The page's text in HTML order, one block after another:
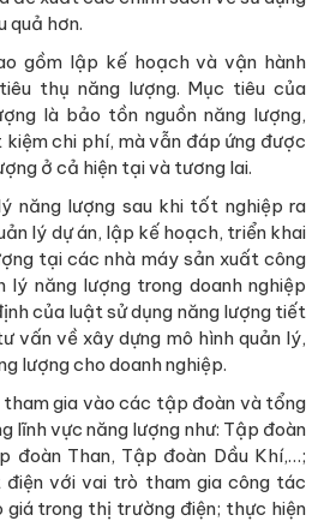
quả hơn.
gồm lập kế hoạch và vận hành
thụ năng lượng. Mục tiêu của
là bảo tồn nguồn năng lượng,
chi phí, mà vẫn đáp ứng được
ở cả hiện tại và tương lai.
năng lượng sau khi tốt nghiệp ra
lý dự án, lập kế hoạch, triển khai
tại các nhà máy sản xuất công
lý năng lượng trong doanh nghiệp
của luật sử dụng năng lượng tiết
vấn về xây dựng mô hình quản lý,
lượng cho doanh nghiệp.
gia vào các tập đoàn và tổng
lĩnh vực năng lượng như: Tập đoàn
đoàn Than, Tập đoàn Dầu Khí,…;
với vai trò tham gia công tác
giá trong thị trường điện; thực hiện